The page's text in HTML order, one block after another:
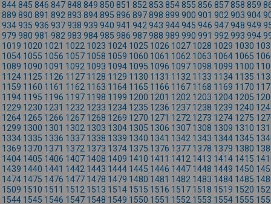
844845 846 847848 849 850 851 852 853 854855 856 857858 859
889 890 891 892 893 894895 896 897898 899 900 901 902 903 904
934935 936 937938 939 940 941 942 943 944945 946 947948 949
979 980 981 982 983 984985 986 987988 989 990 991 992 993 994
1019 1020 1021 1022 1023 1024 1025 1026 1027 1028 1029 1030
1054 1055 1056 1057 1058 1059 1060 1061 1062 1063 1064 1065
1089 1090 1091 1092 1093 1094 1095 1096 1097 1098 1099 1100
1124 1125 1126 1127 1128 1129 1130 1131 1132 1133 1134 1135
1159 1160 1161 1162 1163 1164 1165 1166 1167 1168 1169 1170
1194 1195 1196 1197 1198 1199 1200 1201 1202 1203 1204 1205
1229 1230 1231 1232 1233 1234 1235 1236 1237 1238 1239 1240
1264 1265 1266 1267 1268 1269 1270 1271 1272 1273 1274 1275
1299 1300 1301 1302 1303 1304 1305 1306 1307 1308 1309 1310
1334 1335 1336 1337 1338 1339 1340 1341 1342 1343 1344 1345
1369 1370 1371 1372 1373 1374 1375 1376 1377 1378 1379 1380
1404 1405 1406 1407 1408 1409 1410 1411 1412 1413 1414 1415
1439 1440 1441 1442 1443 1444 1445 1446 1447 1448 1449 1450
1474 1475 1476 1477 1478 1479 1480 1481 1482 1483 1484 1485
1509 1510 1511 1512 1513 1514 1515 1516 1517 1518 1519 1520
1544 1545 1546 1547 1548 1549 1550 1551 1552 1553 1554 1555